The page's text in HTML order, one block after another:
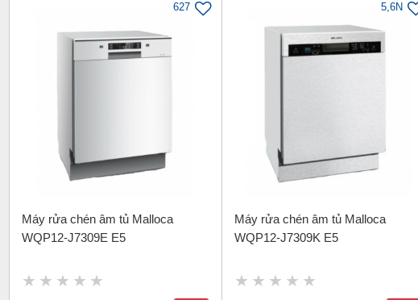
627
Máy rửa chén âm tủ Malloca
WQP12-J7309E E5
5,6N
Máy rửa chén âm tủ Malloca
WQP12-J7309K E5